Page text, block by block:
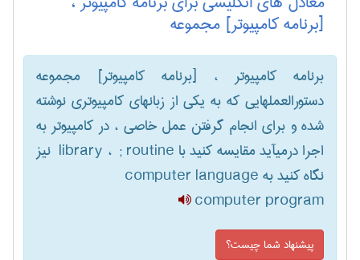
[برنامه کامپیوتر] مجموعه
برنامه کامپیوتر ، [برنامه کامپیوتر] مجموعه
دستورالعملهایی که به یکی از زبانهای کامپیوتری نوشته
شده و برای انجام گرفتن عمل خاصی ، در کامپیوتر به
اجرا درمیآید مقایسه کنید با ‎ library ، ‎ ; routine نیز
نگاه کنید به ‎ computer language
computer program
پیشنهاد شما چیست؟